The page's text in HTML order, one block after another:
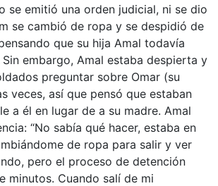
se emitió una orden judicial, ni se dio
se cambió de ropa y se despidió de
que su hija Amal todavía
embargo, Amal estaba despierta y
preguntar sobre Omar (su
veces, así que pensó que estaban
a él en lugar de a su madre. Amal
“No sabía qué hacer, estaba en
de ropa para salir y ver
pero el proceso de detención
minutos. Cuando salí de mi